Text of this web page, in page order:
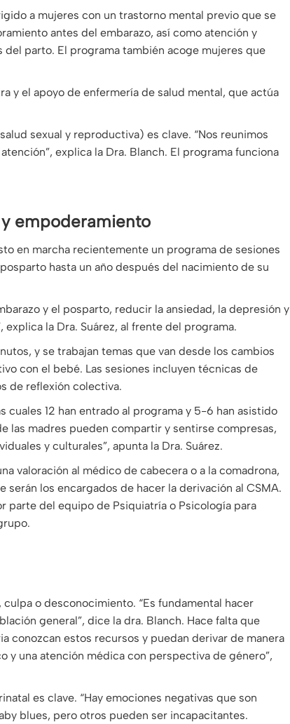
a mujeres con un trastorno mental previo que se
antes del embarazo, así como atención y
parto. El programa también acoge mujeres que
y el apoyo de enfermería de salud mental, que actúa
sexual y reproductiva) es clave. “Nos reunimos
explica la Dra. Blanch. El programa funciona
empoderamiento
en marcha recientemente un programa de sesiones
hasta un año después del nacimiento de su
y el posparto, reducir la ansiedad, la depresión y
la Dra. Suárez, al frente del programa.
y se trabajan temas que van desde los cambios
con el bebé. Las sesiones incluyen técnicas de
de reflexión colectiva.
cuales 12 han entrado al programa y 5-6 han asistido
las madres pueden compartir y sentirse compresas,
y culturales”, apunta la Dra. Suárez.
valoración al médico de cabecera o a la comadrona,
los encargados de hacer la derivación al CSMA.
parte del equipo de Psiquiatría o Psicología para
o desconocimiento. “Es fundamental hacer
general”, dice la dra. Blanch. Hace falta que
conozcan estos recursos y puedan derivar de manera
y una atención médica con perspectiva de género”,
es clave. “Hay emociones negativas que son
blues, pero otros pueden ser incapacitantes.